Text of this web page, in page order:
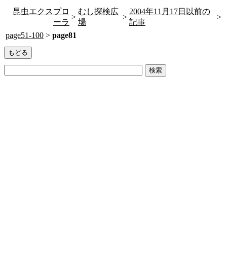
昆虫エクスプロ
ーラ
>
むし探検広
場
>
2004年11月17日以前の
記事
>
page51-100 > page81